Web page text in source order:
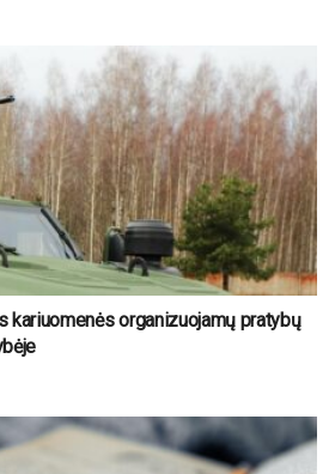
kariuomenės organizuojamų pratybų